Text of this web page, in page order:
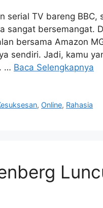
serial TV bareng
sangat bersemangat.
bersama Amazon
sendiri. Jadi, kamu
… Baca Selengkapnya
, Online, Rahasia